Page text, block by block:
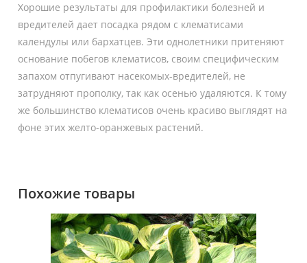
Хорошие результаты для профилактики болезней и
вредителей дает посадка рядом с клематисами
календулы или бархатцев. Эти однолетники притеняют
основание побегов клематисов, своим специфическим
запахом отпугивают насекомых-вредителей, не
затрудняют прополку, так как осенью удаляются. К тому
же большинство клематисов очень красиво выглядят на
фоне этих желто-оранжевых растений.
Похожие товары